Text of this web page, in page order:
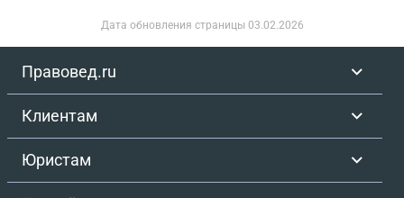
имеется у него об инвалидности) и опровергнуть
Дата обновления страницы 03.02.2026
Правовед.ru
Клиентам
Юристам